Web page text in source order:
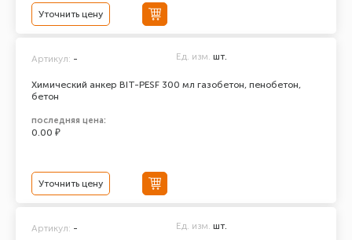
Уточнить цену
Химический анкер BIT-PESF 300 мл газобетон, пенобетон,
бетон
Артикул: - Ед. изм. шт.
последняя цена:
0.00 ₽
Уточнить цену
Артикул: - Ед. изм. шт.